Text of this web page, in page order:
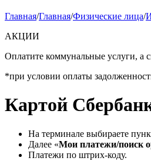
Главная/Главная/Физические лица/
АКЦИИ
Оплатите коммунальные услуги, а
*при условии оплаты
Картой
На терминале выбираете
Далее «Мои платежи/поиск
Платежи по штрих-коду.